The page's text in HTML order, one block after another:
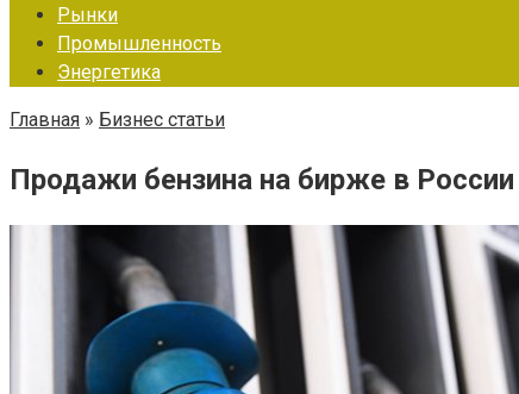
Рынки
Промышленность
Энергетика
Главная » Бизнес статьи
Продажи бензина на бирже в